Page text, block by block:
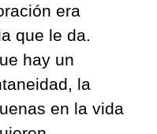
era
que le da.
hay un
la
en la vida